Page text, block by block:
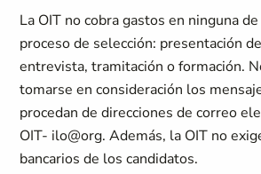
La OIT no cobra gastos en ninguna
proceso de selección: presentación
entrevista, tramitación o formación.
tomarse en consideración los
procedan de direcciones de correo
OIT- ilo@org. Además, la OIT no
bancarios de los candidatos.